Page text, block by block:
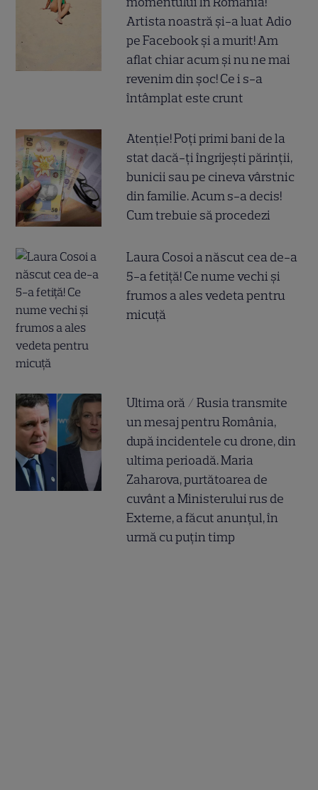
Artista noastră și-a luat Adio
pe Facebook și a murit! Am
aflat chiar acum și nu ne mai
revenim din șoc! Ce i s-a
întâmplat este crunt
Atenție! Poți primi bani de la
stat dacă-ți îngrijești părinții,
bunicii sau pe cineva vârstnic
din familie. Acum s-a decis!
Cum trebuie să procedezi
Laura Cosoi a născut cea de-a
5-a fetiță! Ce nume vechi și
frumos a ales vedeta pentru
micuță
Ultima oră / Rusia transmite
un mesaj pentru România,
după incidentele cu drone, din
ultima perioadă. Maria
Zaharova, purtătoarea de
cuvânt a Ministerului rus de
Externe, a făcut anunțul, în
urmă cu puțin timp